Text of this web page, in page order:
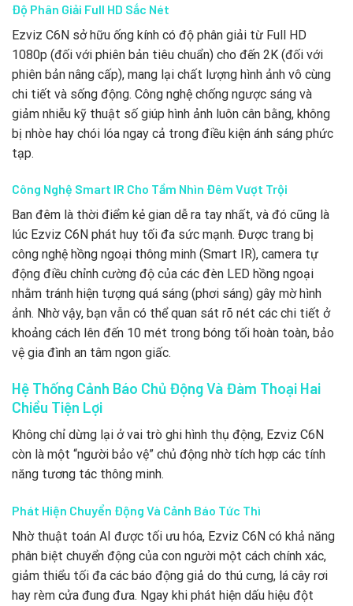
Độ Phân Giải Full HD Sắc Nét
Ezviz C6N sở hữu ống kính có độ phân giải từ Full HD
1080p (đối với phiên bản tiêu chuẩn) cho đến 2K (đối với
phiên bản nâng cấp), mang lại chất lượng hình ảnh vô cùng
chi tiết và sống động. Công nghệ chống ngược sáng và
giảm nhiễu kỹ thuật số giúp hình ảnh luôn cân bằng, không
bị nhòe hay chói lóa ngay cả trong điều kiện ánh sáng phức
tạp.
Công Nghệ Smart IR Cho Tầm Nhìn Đêm Vượt Trội
Ban đêm là thời điểm kẻ gian dễ ra tay nhất, và đó cũng là
lúc Ezviz C6N phát huy tối đa sức mạnh. Được trang bị
công nghệ hồng ngoại thông minh (Smart IR), camera tự
động điều chỉnh cường độ của các đèn LED hồng ngoại
nhằm tránh hiện tượng quá sáng (phơi sáng) gây mờ hình
ảnh. Nhờ vậy, bạn vẫn có thể quan sát rõ nét các chi tiết ở
khoảng cách lên đến 10 mét trong bóng tối hoàn toàn, bảo
vệ gia đình an tâm ngon giấc.
Hệ Thống Cảnh Báo Chủ Động Và Đàm Thoại Hai
Chiều Tiện Lợi
Không chỉ dừng lại ở vai trò ghi hình thụ động, Ezviz C6N
còn là một “người bảo vệ” chủ động nhờ tích hợp các tính
năng tương tác thông minh.
Phát Hiện Chuyển Động Và Cảnh Báo Tức Thì
Nhờ thuật toán AI được tối ưu hóa, Ezviz C6N có khả năng
phân biệt chuyển động của con người một cách chính xác,
giảm thiểu tối đa các báo động giả do thú cưng, lá cây rơi
hay rèm cửa đung đưa. Ngay khi phát hiện dấu hiệu đột